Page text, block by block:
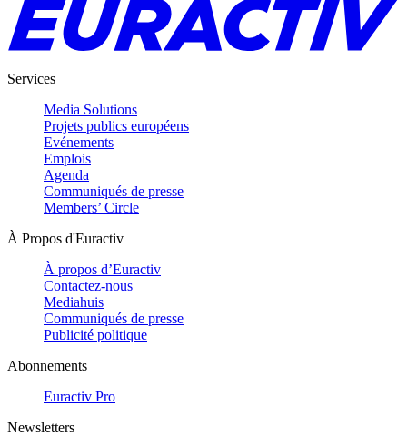
Services
Media Solutions
Projets publics européens
Evénements
Emplois
Agenda
Communiqués de presse
Members’ Circle
À Propos d'Euractiv
À propos d’Euractiv
Contactez-nous
Mediahuis
Communiqués de presse
Publicité politique
Abonnements
Euractiv Pro
Newsletters